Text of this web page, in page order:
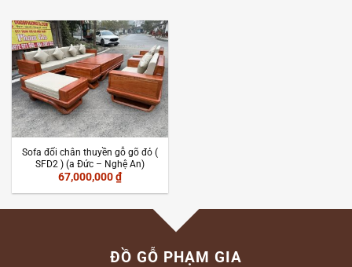
Sofa đối chân thuyền gỗ gõ đỏ (
SFD2 ) (a Đức – Nghệ An)
67,000,000₫
ĐỒ GỖ PHẠM GIA